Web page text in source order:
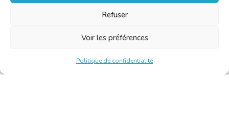
Refuser
Voir les préférences
Politique de confidentialité